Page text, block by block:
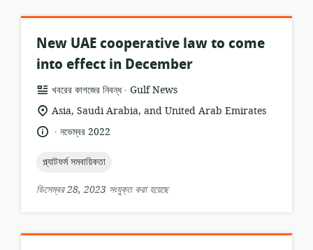
New UAE cooperative law to come
into effect in December
তথ্যসম্পদের
ফর্ম্যাট:
খবরের কাগজের নিবন্ধ .
প্রকাশক:Gulf News
প্রাসঙ্গিকতার
Asia, Saudi Arabia, and United Arab Emirates
ভাষা: .
প্রকাশনারনভেম্বর 2022
topic:
প্ল্যাটফর্ম সমবায়িকতা
ডিসেম্বর 28, 2023 সংযুক্ত করা হয়েছে